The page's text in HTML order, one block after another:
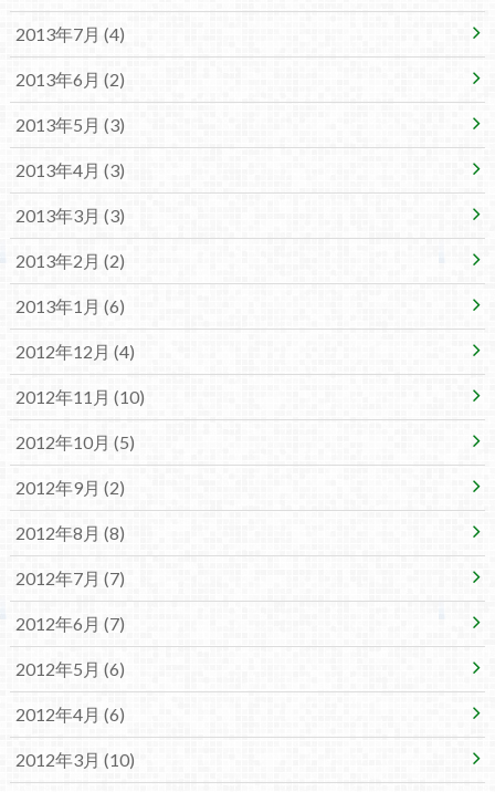
2013年7月 (4)
2013年6月 (2)
2013年5月 (3)
2013年4月 (3)
2013年3月 (3)
2013年2月 (2)
2013年1月 (6)
2012年12月 (4)
2012年11月 (10)
2012年10月 (5)
2012年9月 (2)
2012年8月 (8)
2012年7月 (7)
2012年6月 (7)
2012年5月 (6)
2012年4月 (6)
2012年3月 (10)